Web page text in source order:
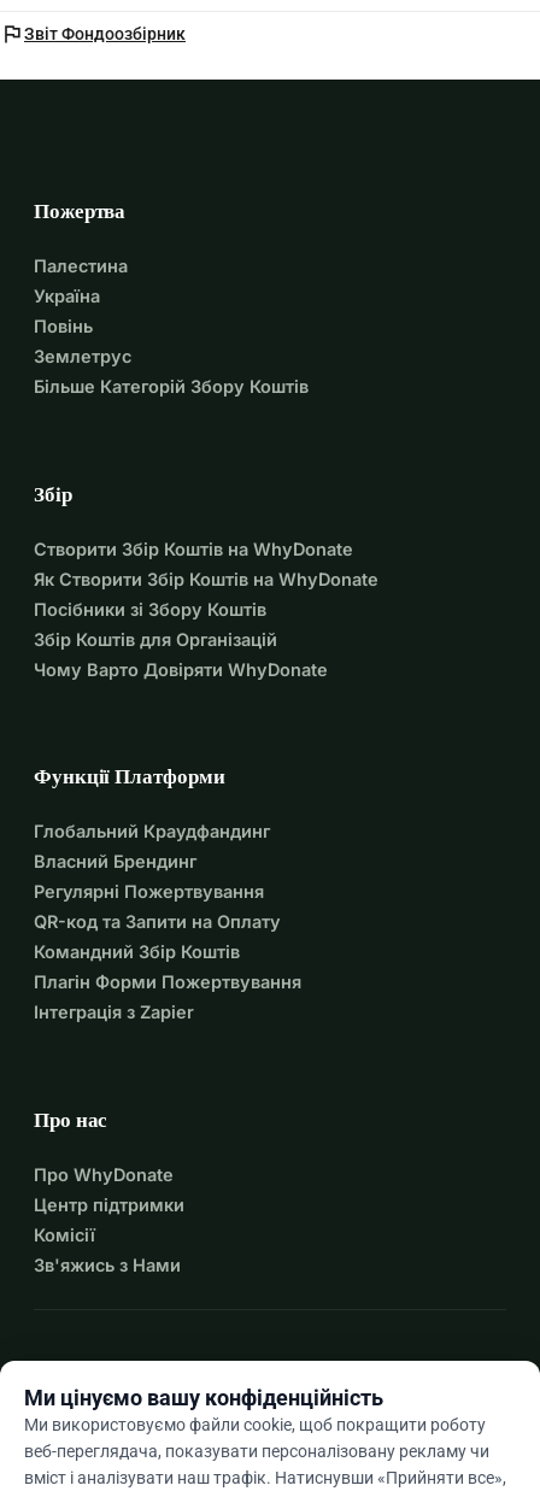
flagЗвіт Фондоозбірник
Пожертва
Палестина
Україна
Повінь
Землетрус
Більше Категорій Збору Коштів
Збір
Створити Збір Коштів на WhyDonate
Як Створити Збір Коштів на WhyDonate
Посібники зі Збору Коштів
Збір Коштів для Організацій
Чому Варто Довіряти WhyDonate
Функції Платформи
Глобальний Краудфандинг
Власний Брендинг
Регулярні Пожертвування
QR-код та Запити на Оплату
Командний Збір Коштів
Плагін Форми Пожертвування
Інтеграція з Zapier
Про нас
Про WhyDonate
Центр підтримки
Комісії
Зв'яжись з Нами
Ми цінуємо вашу конфіденційність
Ми використовуємо файли cookie, щоб покращити роботу
веб-переглядача, показувати персоналізовану рекламу чи
вміст і аналізувати наш трафік. Натиснувши «Прийняти все»,